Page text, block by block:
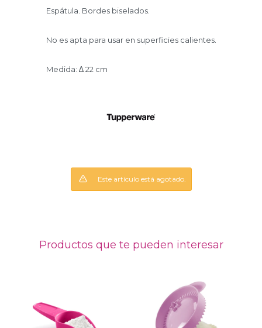
Espátula. Bordes biselados.
No es apta para usar en superficies calientes.
Medida: ∆ 22 cm
Este artículo está agotado.
Productos que te pueden interesar